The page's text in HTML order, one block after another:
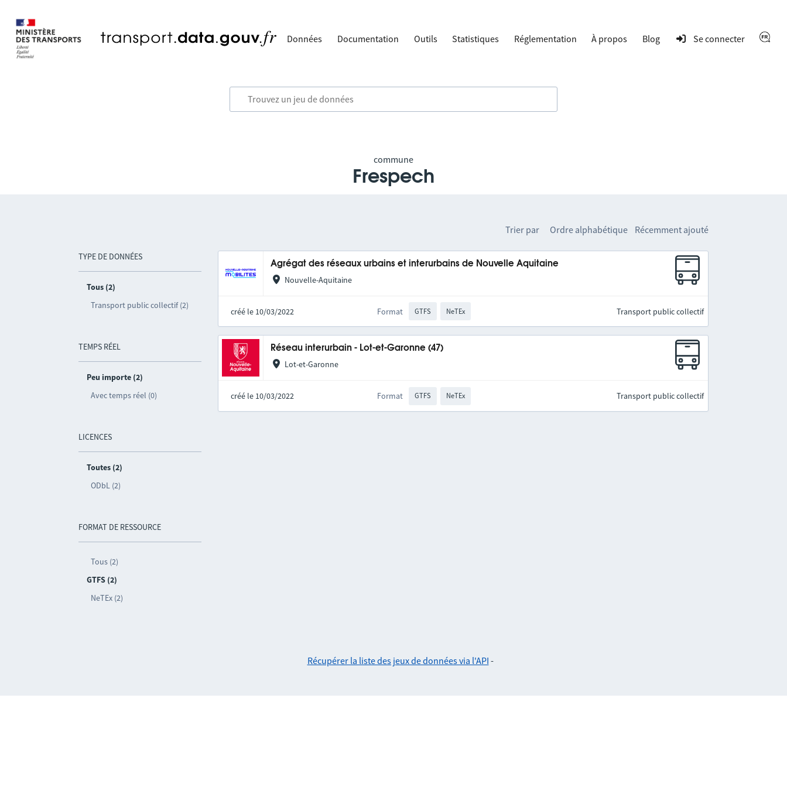
Données Documentation Outils Statistiques Réglementation À propos Blog Se connecter
commune
Frespech
TYPE DE DONNÉES
Tous (2)
Transport public collectif (2)
TEMPS RÉEL
Peu importe (2)
Avec temps réel (0)
LICENCES
Toutes (2)
ODbL (2)
FORMAT DE RESSOURCE
Tous (2)
GTFS (2)
NeTEx (2)
Trier par Ordre alphabétique Récemment ajouté
Agrégat des réseaux urbains et interurbains de Nouvelle Aquitaine
Nouvelle-Aquitaine
créé le 10/03/2022 Format GTFS NeTEx Transport public collectif
Réseau interurbain - Lot-et-Garonne (47)
Lot-et-Garonne
créé le 10/03/2022 Format GTFS NeTEx Transport public collectif
Récupérer la liste des jeux de données via l'API -